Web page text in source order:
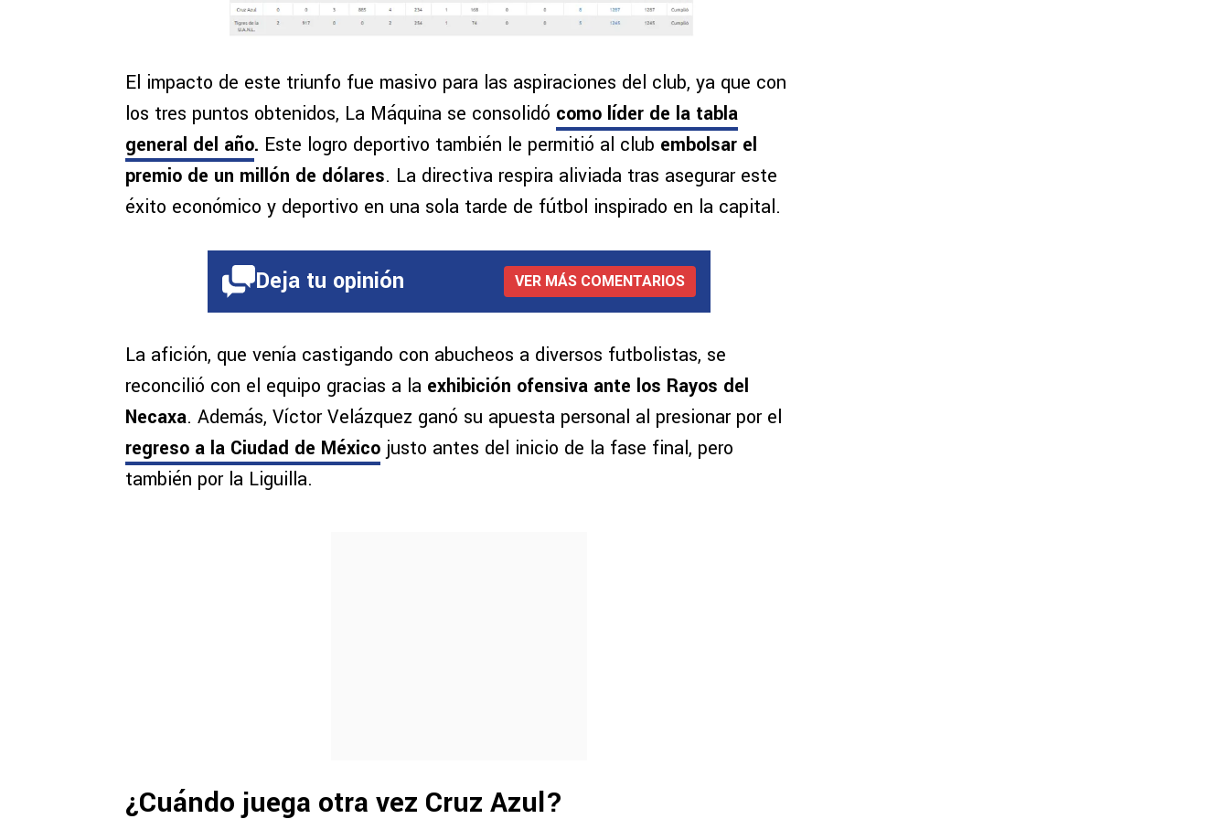
El impacto de este triunfo fue masivo para las aspiraciones del club, ya que con
los tres puntos obtenidos, La Máquina se consolidó como líder de la tabla
general del año. Este logro deportivo también le permitió al club embolsar el
premio de un millón de dólares. La directiva respira aliviada tras asegurar este
éxito económico y deportivo en una sola tarde de fútbol inspirado en la capital.
Deja tu opinión VER MÁS COMENTARIOS
La afición, que venía castigando con abucheos a diversos futbolistas, se
reconcilió con el equipo gracias a la exhibición ofensiva ante los Rayos del
Necaxa. Además, Víctor Velázquez ganó su apuesta personal al presionar por el
regreso a la Ciudad de México justo antes del inicio de la fase final, pero
también por la Liguilla.
¿Cuándo juega otra vez Cruz Azul?